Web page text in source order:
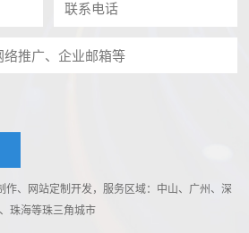
作、网站定制开发，服务区域：中山、广州、深
珠海等珠三角城市